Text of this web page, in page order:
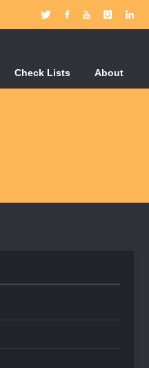
Check Lists About